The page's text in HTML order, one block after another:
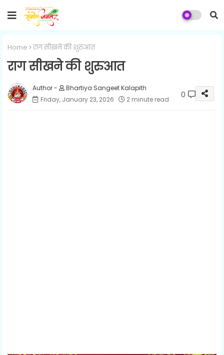
Home राग सीखने की शुरुआत
राग सीखने की शुरुआत
Bhartiya Sangeet Kalapith
Friday, January 23, 2026
2 minute read 0